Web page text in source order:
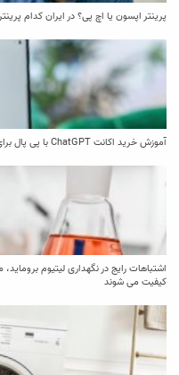
پرینتر اپسون یا اچ پی؟ در ایران کدام
آموزش خرید اکانت ChatGPT با پی پال برای کاربران ایرانی
اشتباهات رایج در نگهداری لیتیوم
کیفیت می‌ شوند